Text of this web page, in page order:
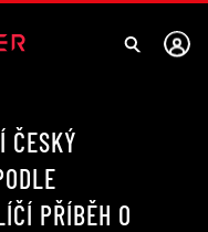
ČESKÝ
PŘÍBĚH O